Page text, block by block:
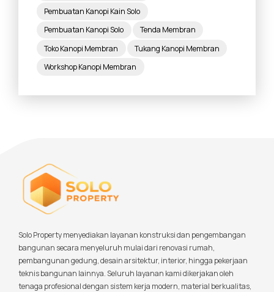
Pembuatan Kanopi Kain Solo
Pembuatan Kanopi Solo
Tenda Membran
Toko Kanopi Membran
Tukang Kanopi Membran
Workshop Kanopi Membran
Solo Property menyediakan layanan konstruksi dan pengembangan
bangunan secara menyeluruh mulai dari renovasi rumah,
pembangunan gedung, desain arsitektur, interior, hingga pekerjaan
teknis bangunan lainnya. Seluruh layanan kami dikerjakan oleh
tenaga profesional dengan sistem kerja modern, material berkualitas,